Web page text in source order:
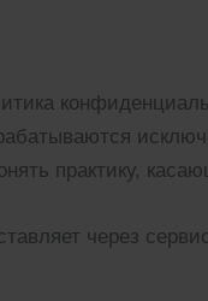
практику,
через